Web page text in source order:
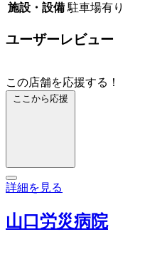
施設・設備 駐車場有り
ユーザーレビュー
この店舗を応援する！
ここから応援
詳細を見る
山口労災病院